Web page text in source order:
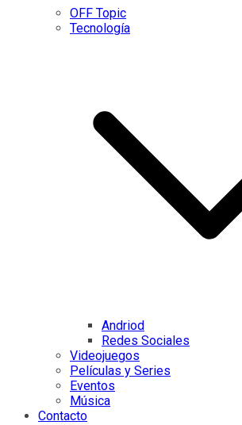
OFF Topic
Tecnología
Andriod
Redes Sociales
Videojuegos
Películas y Series
Eventos
Música
Contacto